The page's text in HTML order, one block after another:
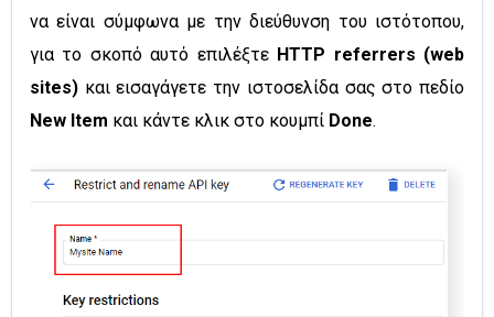
να είναι σύμφωνα με την διεύθυνση του ιστότοπου,
για το σκοπό αυτό επιλέξτε HTTP referrers (web
sites) και εισαγάγετε την ιστοσελίδα σας στο πεδίο
New Item και κάντε κλικ στο κουμπί Done.